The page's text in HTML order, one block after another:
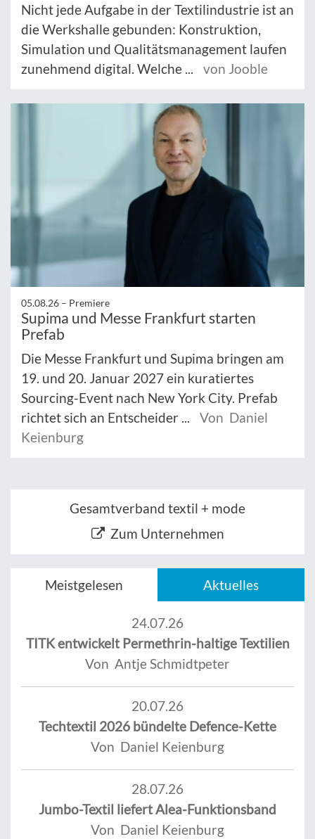
Nicht jede Aufgabe in der Textilindustrie ist an
die Werkshalle gebunden: Konstruktion,
Simulation und Qualitätsmanagement laufen
zunehmend digital. Welche ...
von Jooble
05.08.26 – Premiere
Supima und Messe Frankfurt starten
Prefab
Die Messe Frankfurt und Supima bringen am
19. und 20. Januar 2027 ein kuratiertes
Sourcing-Event nach New York City. Prefab
richtet sich an Entscheider ...
Von Daniel
Keienburg
Gesamtverband textil + mode
Zum Unternehmen
Meistgelesen Aktuelles
24.07.26
TITK entwickelt Permethrin-haltige Textilien
Von Antje Schmidtpeter
20.07.26
Techtextil 2026 bündelte Defence-Kette
Von Daniel Keienburg
28.07.26
Jumbo-Textil liefert Alea-Funktionsband
Von Daniel Keienburg